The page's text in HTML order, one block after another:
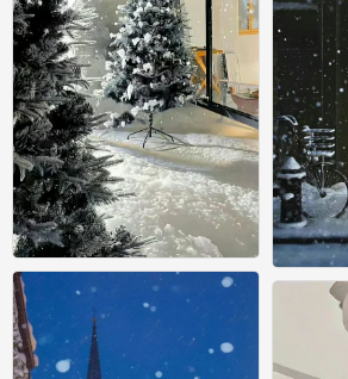
氛围感壁纸
氛围感壁纸